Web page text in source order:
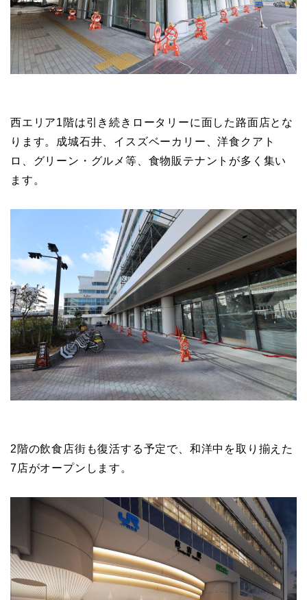
西エリア1階は引き続きロータリーに面した路面店とな
ります。成城石井、イスズベーカリー、洋食クアト
ロ、グリーン・グルメ等、食物販テナントが多く集い
ます。
2階の飲食店街も復活する予定で、和洋中を取り揃えた
7店がオープンします。